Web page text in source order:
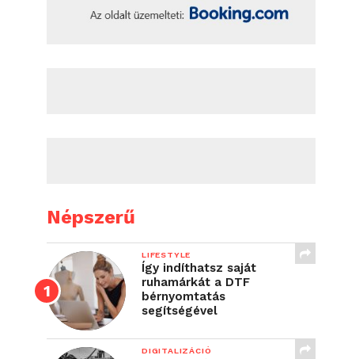
Népszerű
LIFESTYLE
Így indíthatsz saját
ruhamárkát a DTF
bérnyomtatás
segítségével
DIGITALIZÁCIÓ